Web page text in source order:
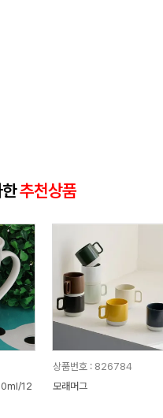
추천상품
12
상품번호 : 826784
모래머그